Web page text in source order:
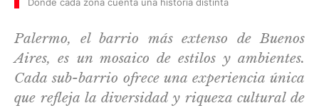
Palermo, el barrio más extenso de Buenos
Aires, es un mosaico de estilos y ambientes.
Cada sub-barrio ofrece una experiencia única
que refleja la diversidad y riqueza cultural de